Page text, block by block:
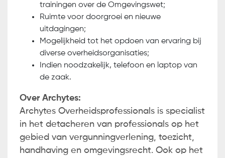
trainingen over de Omgevingswet;
Ruimte voor doorgroei en nieuwe
uitdagingen;
Mogelijkheid tot het opdoen van ervaring bij
diverse overheidsorganisaties;
Indien noodzakelijk, telefoon en laptop van
de zaak.
Over Archytes:
Archytes Overheidsprofessionals is specialist
in het detacheren van professionals op het
gebied van vergunningverlening, toezicht,
handhaving en omgevingsrecht. Ook op het